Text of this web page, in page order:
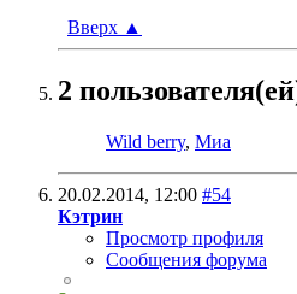
Вверх ▲
2
Wild berry, Миа
20.02.2014, 12:00 #54
Кэтрин
Просмотр профиля
Сообщения форума